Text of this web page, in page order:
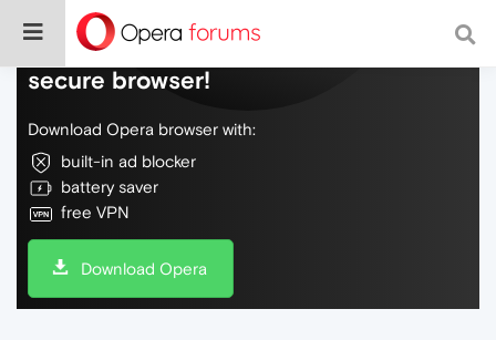
Do more on the web, with a fast and
secure browser!
Download Opera browser with:
built-in ad blocker
battery saver
free VPN
Download Opera